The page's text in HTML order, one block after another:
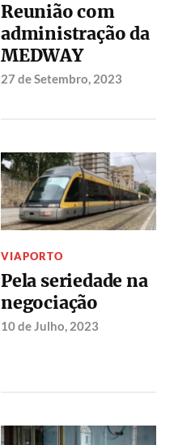
Reunião com
administração da
MEDWAY
27 de Setembro, 2023
VIAPORTO
Pela seriedade na
negociação
10 de Julho, 2023